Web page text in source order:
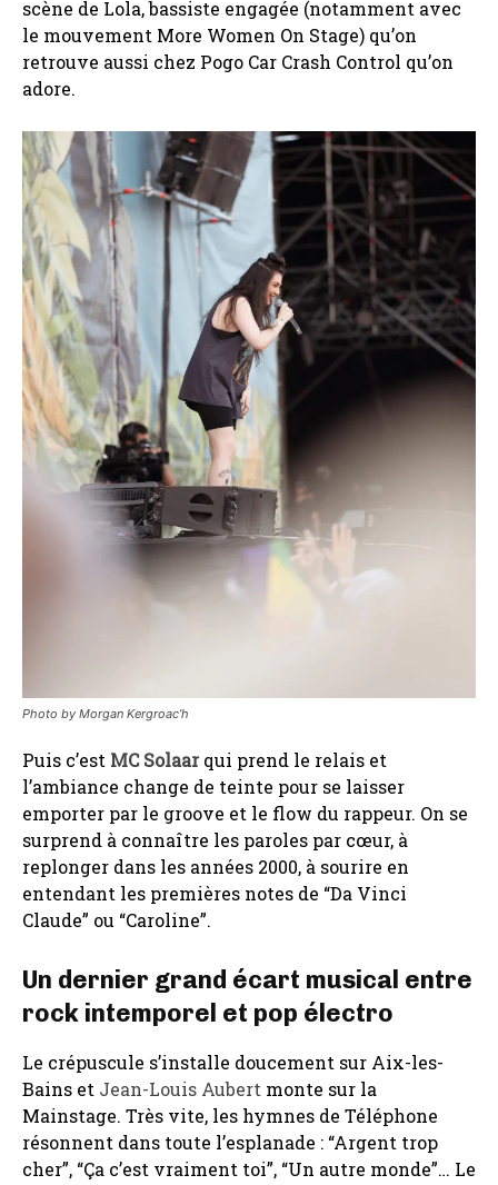
scène de Lola, bassiste engagée (notamment avec
le mouvement More Women On Stage) qu’on
retrouve aussi chez Pogo Car Crash Control qu’on
adore.
Photo by Morgan Kergroac’h
Puis c’est MC Solaar qui prend le relais et
l’ambiance change de teinte pour se laisser
emporter par le groove et le flow du rappeur. On se
surprend à connaître les paroles par cœur, à
replonger dans les années 2000, à sourire en
entendant les premières notes de “Da Vinci
Claude” ou “Caroline”.
Un dernier grand écart musical entre
rock intemporel et pop électro
Le crépuscule s’installe doucement sur Aix-les-
Bains et Jean-Louis Aubert monte sur la
Mainstage. Très vite, les hymnes de Téléphone
résonnent dans toute l’esplanade : “Argent trop
cher”, “Ça c’est vraiment toi”, “Un autre monde”… Le